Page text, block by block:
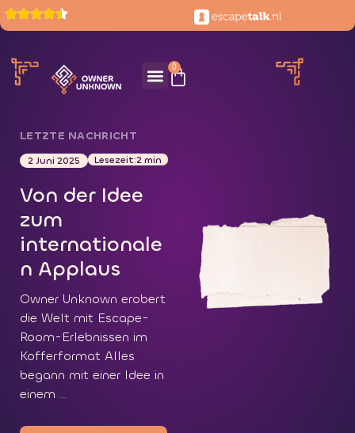
0
LETZTE NACHRICHT
2 Juni 2025 Lesezeit:2 min
Von der Idee
zum
internationale
n Applaus
Owner Unknown erobert
die Welt mit Escape-
Room-Erlebnissen im
Kofferformat Alles
begann mit einer Idee in
einem ...